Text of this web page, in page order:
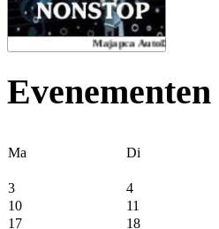
Evenementen
Ma
Di
3 4
10
11
17
18